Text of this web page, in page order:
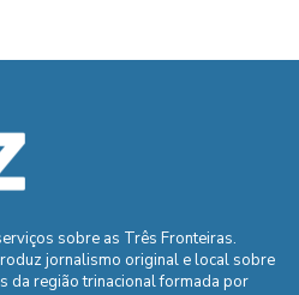
sobre as Três Fronteiras.
jornalismo original e local sobre
da região trinacional formada por